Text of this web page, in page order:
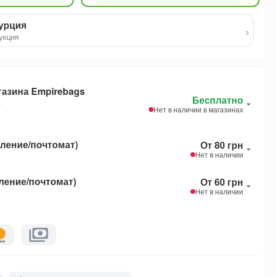
›
Empirebags
Бесплатно
Нет в наличии в магазинах
почтомат) От 80 грн
Нет в наличии
почтомат) От 60 грн
Нет в наличии